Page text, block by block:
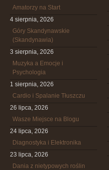
Amatorzy na Start
4 sierpnia, 2026
Góry Skandynawskie
(Skandynawia)
3 sierpnia, 2026
Muzyka a Emocje i
Psychologia
1 sierpnia, 2026
Cardio i Spalanie Tłuszczu
26 lipca, 2026
Wasze Miejsce na Blogu
24 lipca, 2026
Diagnostyka i Elektronika
23 lipca, 2026
Dania z nietypowych roślin